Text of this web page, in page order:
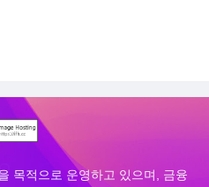
목적으로 운영하고 있으며, 금융